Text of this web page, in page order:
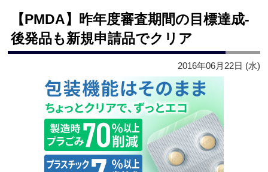
【PMDA】昨年度審査期間の目標達成‐
後発品も新規申請品でクリア
2016年06月22日 (水)